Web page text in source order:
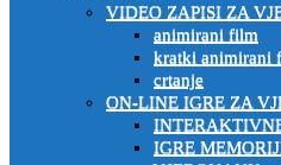
VIDEO ZAPISI ZA
animirani film
kratki animirani
crtanje
ON-LINE IGRE ZA
IGRE